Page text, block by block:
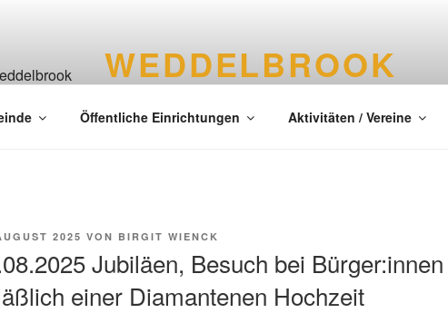
WEDDELBROOK
Öffentliche Einrichtungen Aktivitäten / Vereine
2025 VON BIRGIT WIENCK
Jubiläen, Besuch bei Bürger:innen
einer Diamantenen Hochzeit